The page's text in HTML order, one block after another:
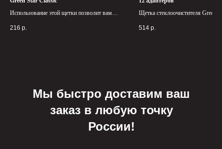
Использование этой щетки позволит вам
различных загрязнений и наледи в
216 р.
Щетка стеклоочистителя Green
качество и комфорт в
514 р.
Мы быстро доставим ваш
заказ в любую точку
России!